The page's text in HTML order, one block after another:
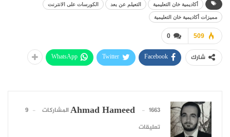
أكاديمية خان التعليمية التعيلم عن بعد
الكورسات على الانترنت
مميزات أكاديمية خان التعليمية
0 509
شارك Facebook
Twitter
WhatsApp
Ahmad Hameed 1663 المشاركات
9
تعليقات